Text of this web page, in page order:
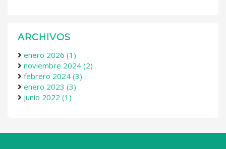
ARCHIVOS
enero 2026 (1)
noviembre 2024 (2)
febrero 2024 (3)
enero 2023 (3)
junio 2022 (1)